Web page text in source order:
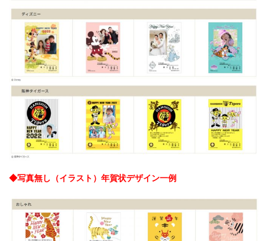
◆写真無し（イラスト）年賀状デザイン一例